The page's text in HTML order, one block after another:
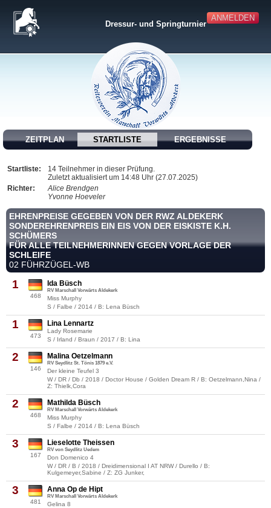
ANMELDEN
Dressur- und Springturnier
ZEITPLAN STARTLISTE ERGEBNISSE
Startliste:
14 Teilnehmer in dieser Prüfung.
Zuletzt aktualisiert um 14:48 Uhr (27.07.2025)
Richter:
Alice Brendgen
Yvonne Hoeveler
EHRENPREISE GEGEBEN VON DER RWZ ALDEKERK
SONDEREHRENPREIS EIN EIS VON DER EISKISTE K.H.
SCHÜMERS
FÜR ALLE TEILNEHMERINNEN GEGEN VORLAGE DER
SCHLEIFE
02 FÜHRZÜGEL-WB
1
468
Ida Büsch
RV Marschall Vorwärts Aldekerk
Miss Murphy
S / Falbe / 2014 / B: Lena Büsch
1
473
Lina Lennartz
Lady Rosemarie
S / Irland / Braun / 2017 / B: Lina
2
146
Malina Oetzelmann
RV Seydlitz St. Tönis 1879 e.V.
Der kleine Teufel 3
W / DR / Db / 2018 / Doctor House / Golden Dream R / B: Oetzelmann,Nina /
Z: Thielk,Cora
2
468
Mathilda Büsch
RV Marschall Vorwärts Aldekerk
Miss Murphy
S / Falbe / 2014 / B: Lena Büsch
3
167
Lieselotte Theissen
RV von Seydlitz Uedem
Don Domenico 4
W / DR / B / 2018 / Dreidimensional I AT NRW / Durello / B:
Kulgemeyer,Sabine / Z: ZG Junker,
3
481
Anna Op de Hipt
RV Marschall Vorwärts Aldekerk
Gelina 8